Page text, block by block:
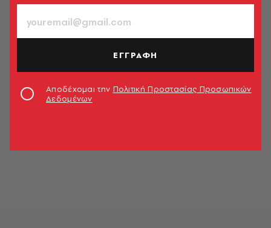
ΕΓΓΡΑΦΗ
Αποδέχομαι την Πολιτική Προστασίας Προσωπικών
Δεδομένων